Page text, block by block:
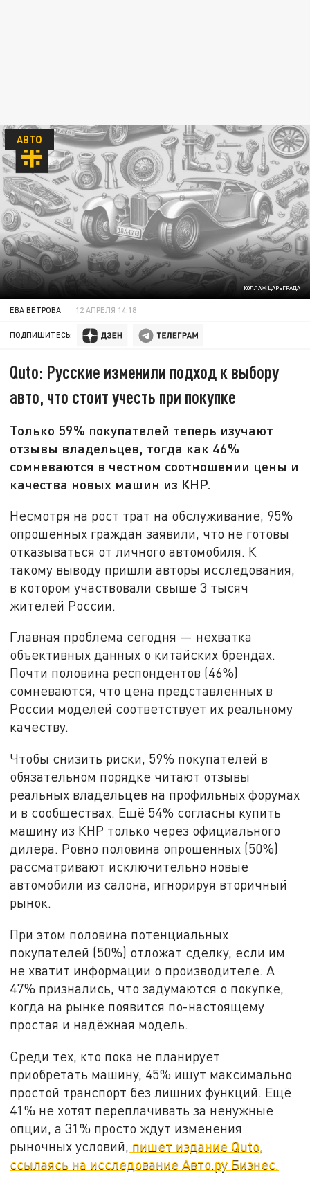
КОЛЛАЖ ЦАРЬГРАДА
АВТО
ЕВА ВЕТРОВА 12 АПРЕЛЯ 14:18
ПОДПИШИТЕСЬ:
Quto: Русские изменили подход к выбору
авто, что стоит учесть при покупке
Только 59% покупателей теперь изучают
отзывы владельцев, тогда как 46%
сомневаются в честном соотношении цены и
качества новых машин из КНР.
Несмотря на рост трат на обслуживание, 95%
опрошенных граждан заявили, что не готовы
отказываться от личного автомобиля. К
такому выводу пришли авторы исследования,
в котором участвовали свыше 3 тысяч
жителей России.
Главная проблема сегодня — нехватка
объективных данных о китайских брендах.
Почти половина респондентов (46%)
сомневаются, что цена представленных в
России моделей соответствует их реальному
качеству.
Чтобы снизить риски, 59% покупателей в
обязательном порядке читают отзывы
реальных владельцев на профильных форумах
и в сообществах. Ещё 54% согласны купить
машину из КНР только через официального
дилера. Ровно половина опрошенных (50%)
рассматривают исключительно новые
автомобили из салона, игнорируя вторичный
рынок.
При этом половина потенциальных
покупателей (50%) отложат сделку, если им
не хватит информации о производителе. А
47% признались, что задумаются о покупке,
когда на рынке появится по-настоящему
простая и надёжная модель.
Среди тех, кто пока не планирует
приобретать машину, 45% ищут максимально
простой транспорт без лишних функций. Ещё
41% не хотят переплачивать за ненужные
опции, а 31% просто ждут изменения
рыночных условий, пишет издание Quto,
ссылаясь на исследование Авто.ру Бизнес.